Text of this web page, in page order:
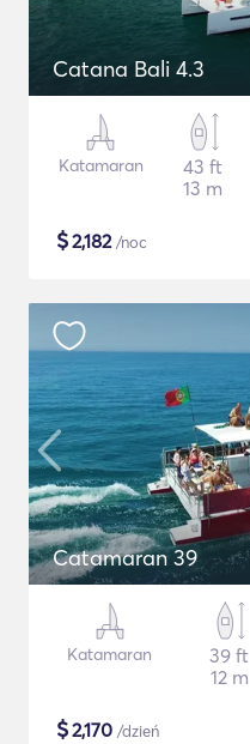
Catana Bali 4.3
Katamaran
43 ft
13 m
$2,182/noc
Catamaran 39
Katamaran
39 ft
12 m
$2,170 /dzień